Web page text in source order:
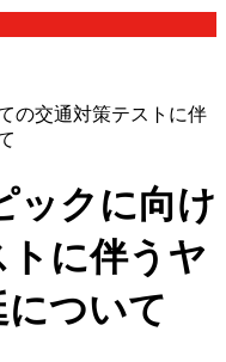
の交通対策テストに伴
ックに向け
に伴うヤ
ついて